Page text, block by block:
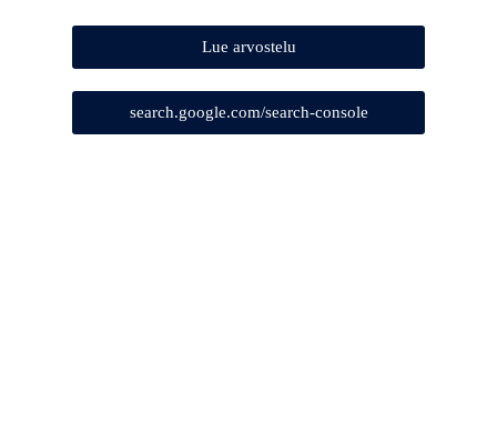
Lue arvostelu
search.google.com/search-console